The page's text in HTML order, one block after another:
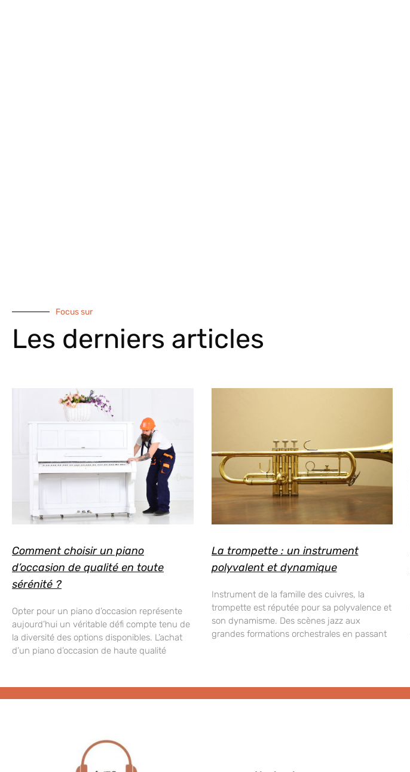
Focus sur
Les derniers articles
Comment choisir un piano
d’occasion de qualité en toute
sérénité ?
Opter pour un piano d’occasion représente
aujourd’hui un véritable défi compte tenu de
la diversité des options disponibles. L’achat
d’un piano d’occasion de haute qualité
La trompette : un instrument
polyvalent et dynamique
Instrument de la famille des cuivres, la
trompette est réputée pour sa polyvalence et
son dynamisme. Des scènes jazz aux
grandes formations orchestrales en passant